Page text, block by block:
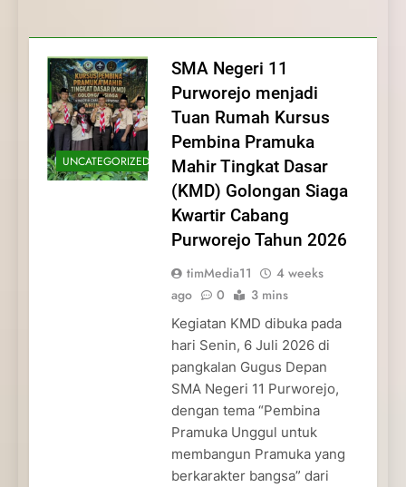
dan Pengabdian Generasi
Pramuka
Pramuka
Kepedulian
UNCATEGORIZED
SMA Negeri 11
Purworejo menjadi
Tuan Rumah Kursus
Pembina Pramuka
Mahir Tingkat Dasar
(KMD) Golongan Siaga
Kwartir Cabang
Purworejo Tahun 2026
timMedia11
4 weeks
ago
0 3 mins
Kegiatan KMD dibuka pada
hari Senin, 6 Juli 2026 di
pangkalan Gugus Depan
SMA Negeri 11 Purworejo,
dengan tema “Pembina
Pramuka Unggul untuk
membangun Pramuka yang
berkarakter bangsa” dari